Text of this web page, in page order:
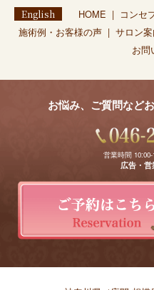
English HOME コンセ
施術例・お客様の声
サロン
お問
お悩み、ご質問など
営業時間
広告・営